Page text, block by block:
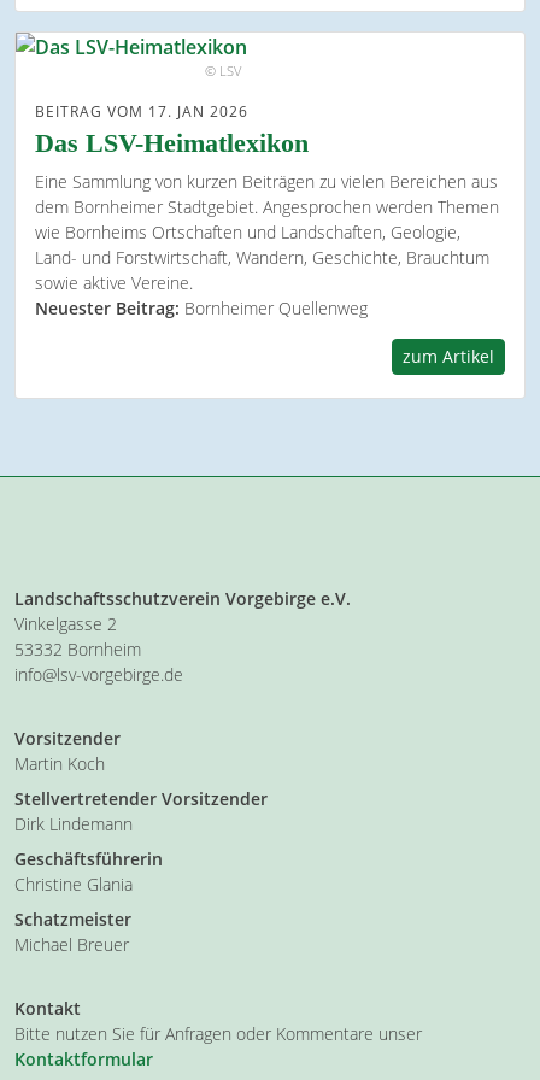
© LSV
BEITRAG VOM 17. JAN 2026
Das LSV-Heimatlexikon
Eine Sammlung von kurzen Beiträgen zu vielen Bereichen aus
dem Bornheimer Stadtgebiet. Angesprochen werden Themen
wie Bornheims Ortschaften und Landschaften, Geologie,
Land- und Forstwirtschaft, Wandern, Geschichte, Brauchtum
sowie aktive Vereine.
Neuester Beitrag: Bornheimer Quellenweg
zum Artikel
Landschaftsschutzverein Vorgebirge e.V.
Vinkelgasse 2
53332 Bornheim
info@lsv-vorgebirge.de
Vorsitzender
Martin Koch
Stellvertretender Vorsitzender
Dirk Lindemann
Geschäftsführerin
Christine Glania
Schatzmeister
Michael Breuer
Kontakt
Bitte nutzen Sie für Anfragen oder Kommentare unser
Kontaktformular